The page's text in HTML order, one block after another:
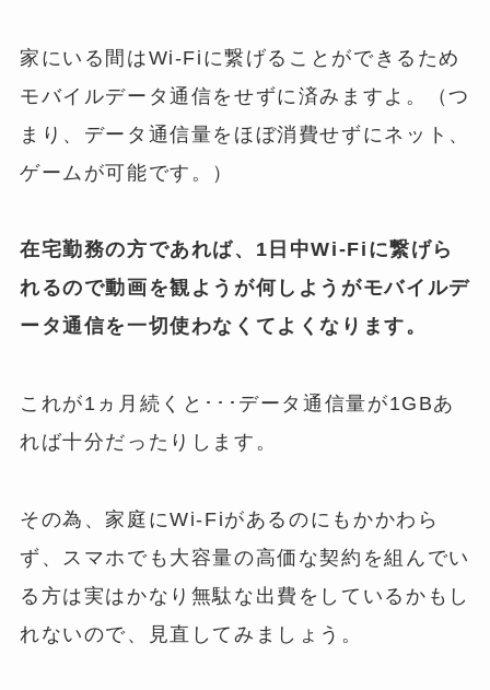
家にいる間はWi-Fiに繋げることができるため
モバイルデータ通信をせずに済みますよ。（つ
まり、データ通信量をほぼ消費せずにネット、
ゲームが可能です。）
在宅勤務の方であれば、1日中Wi-Fiに繋げら
れるので動画を観ようが何しようがモバイルデ
ータ通信を一切使わなくてよくなります。
これが1ヵ月続くと･･･データ通信量が1GBあ
れば十分だったりします。
その為、家庭にWi-Fiがあるのにもかかわら
ず、スマホでも大容量の高価な契約を組んでい
る方は実はかなり無駄な出費をしているかもし
れないので、見直してみましょう。